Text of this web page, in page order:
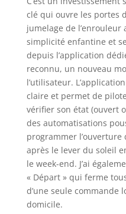
clé qui ouvre les portes
jumelage de l’enrouleur
simplicité enfantine et
depuis l’application
reconnu, un nouveau
l’utilisateur.
claire et permet de
vérifier son état (ouvert
des automatisations
programmer
après le lever du soleil
le week-end. J’ai
« Départ » qui ferme
d’une seule commande
domicile.